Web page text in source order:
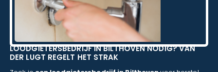
LOODGIETERSBEDRIJF IN BILTHOVEN NODIG? VAN
DER LUGT REGELT HET STRAK